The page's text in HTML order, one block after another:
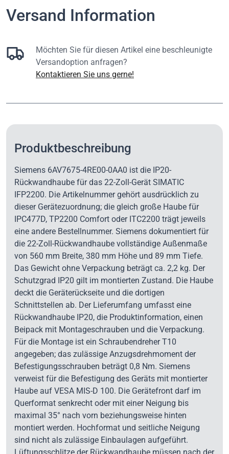
Versand Information
Möchten Sie für diesen Artikel eine beschleunigte
Versandoption anfragen?
Kontaktieren Sie uns gerne!
Produktbeschreibung
Siemens 6AV7675-4RE00-0AA0 ist die IP20-
Rückwandhaube für das 22-Zoll-Gerät SIMATIC
IFP2200. Die Artikelnummer gehört ausdrücklich zu
dieser Gerätezuordnung; die gleich große Haube für
IPC477D, TP2200 Comfort oder ITC2200 trägt jeweils
eine andere Bestellnummer. Siemens dokumentiert für
die 22-Zoll-Rückwandhaube vollständige Außenmaße
von 560 mm Breite, 380 mm Höhe und 89 mm Tiefe.
Das Gewicht ohne Verpackung beträgt ca. 2,2 kg. Der
Schutzgrad IP20 gilt im montierten Zustand. Die Haube
deckt die Geräterückseite und die dortigen
Schnittstellen ab. Der Lieferumfang umfasst eine
Rückwandhaube IP20, die Produktinformation, einen
Beipack mit Montageschrauben und die Verpackung.
Für die Montage ist ein Schraubendreher T10
angegeben; das zulässige Anzugsdrehmoment der
Befestigungsschrauben beträgt 0,8 Nm. Siemens
verweist für die Befestigung des Geräts mit montierter
Haube auf VESA MIS-D 100. Die Gerätefront darf im
Querformat senkrecht oder mit einer Neigung bis
maximal 35° nach vorn beziehungsweise hinten
montiert werden. Hochformat und seitliche Neigung
sind nicht als zulässige Einbaulagen aufgeführt.